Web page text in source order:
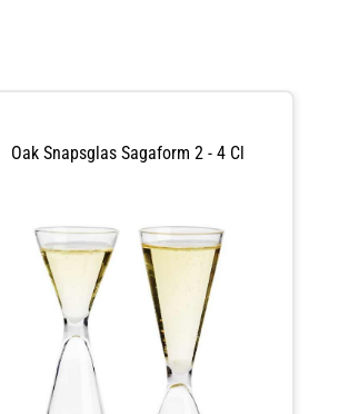
Oak Snapsglas Sagaform 2 - 4 Cl